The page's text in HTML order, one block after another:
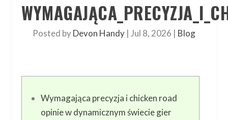
Posted byDevon Handy | Jul 8, 2026 | Blog
Wymagająca precyzja i chicken road
opinie w dynamicznym świecie gier